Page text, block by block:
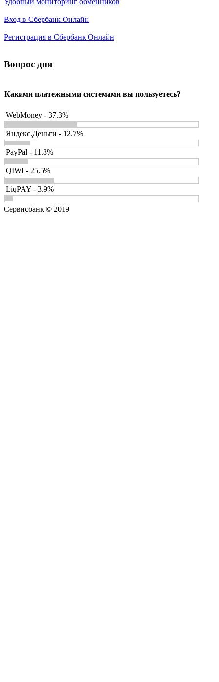
Вход в Сбербанк Онлайн
Регистрация в Сбербанк Онлайн
Вопрос дня
Какими платежными системами вы пользуетесь?
WebMoney - 37.3%
Яндекс.Деньги - 12.7%
PayPal - 11.8%
QIWI - 25.5%
LiqPAY - 3.9%
Сервисбанк © 2019